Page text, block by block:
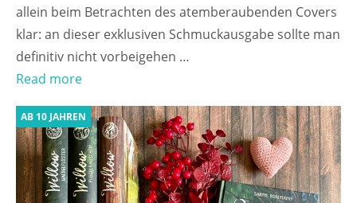
allein beim Betrachten des atemberaubenden Covers
klar: an dieser exklusiven Schmuckausgabe sollte man
definitiv nicht vorbeigehen …
Read more
AB 10 JAHREN